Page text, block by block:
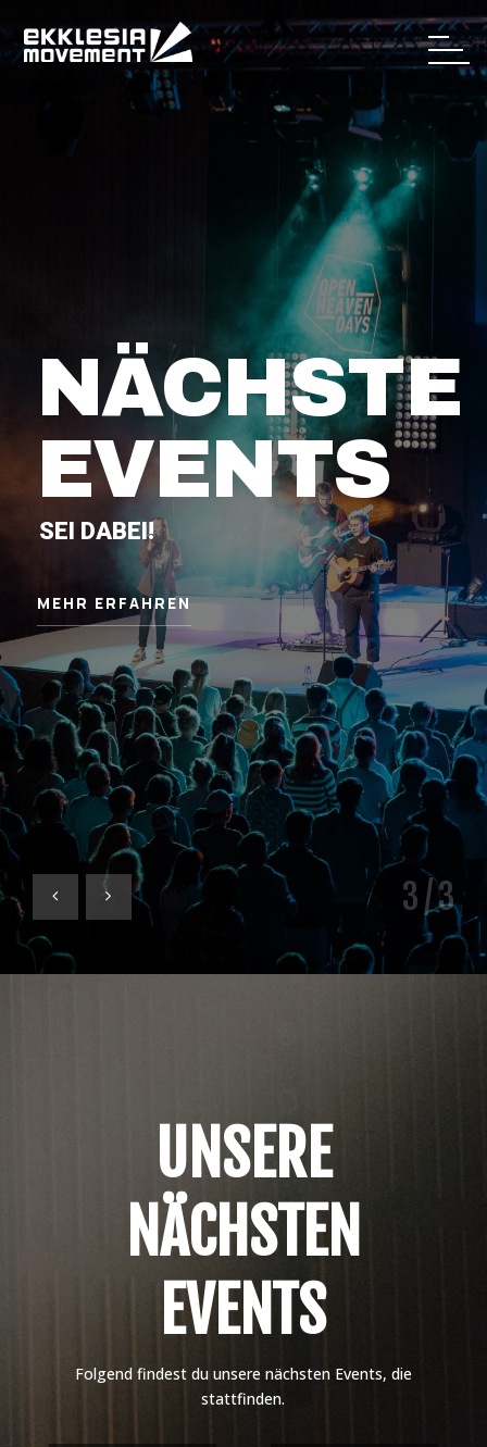
3/ 3
NÄCHSTE
EVENTS
SEI DABEI!
MEHR ERFAHREN
UNSERE
NÄCHSTEN
EVENTS
Folgend findest du unsere nächsten Events, die
stattfinden.